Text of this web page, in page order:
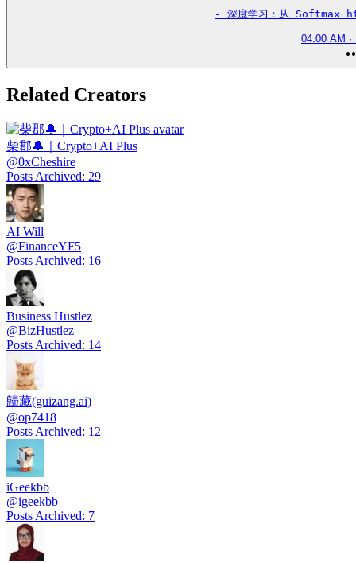
- 深度学习：从
04:00 AM
Related Creators
柴郡🔔｜Crypto+AI Plus
@0xCheshire
Posts Archived: 29
AI Will
@FinanceYF5
Posts Archived: 16
Business Hustlez
@BizHustlez
Posts Archived: 14
歸藏(guizang.ai)
@op7418
Posts Archived: 12
iGeekbb
@igeekbb
Posts Archived: 7